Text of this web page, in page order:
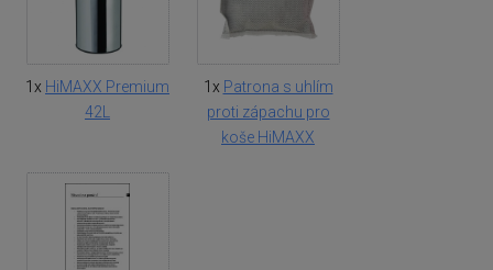
1x HiMAXX Premium
42L
1x Patrona s uhlím
proti zápachu pro
koše HiMAXX